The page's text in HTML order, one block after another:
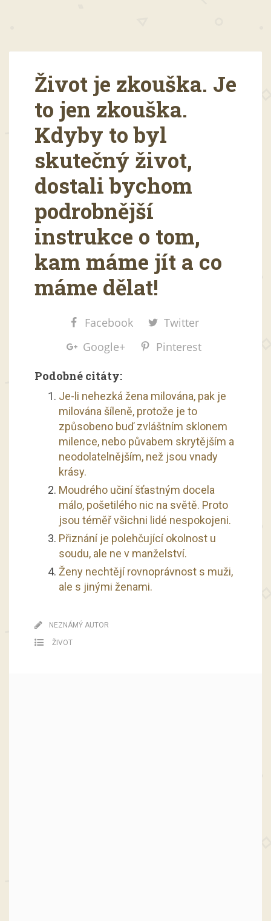
Život je zkouška. Je
to jen zkouška.
Kdyby to byl
skutečný život,
dostali bychom
podrobnější
instrukce o tom,
kam máme jít a co
máme dělat!
Facebook
Twitter
Google+
Pinterest
Podobné citáty:
Je-li nehezká žena milována, pak je
milována šíleně, protože je to
způsobeno buď zvláštním sklonem
milence, nebo půvabem skrytějším a
neodolatelnějším, než jsou vnady
krásy.
Moudrého učiní šťastným docela
málo, pošetilého nic na světě. Proto
jsou téměř všichni lidé nespokojeni.
Přiznání je polehčující okolnost u
soudu, ale ne v manželství.
Ženy nechtějí rovnoprávnost s muži,
ale s jinými ženami.
NEZNÁMÝ AUTOR
ŽIVOT